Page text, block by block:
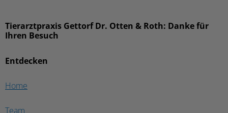
Entdecken
Home
Team
Tierarztpraxis Gettorf Dr. Otten & Roth: Danke für
Ihren Besuch